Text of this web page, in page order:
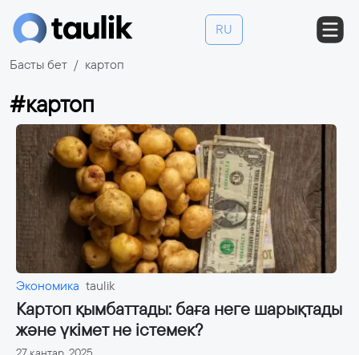
RU
Басты бет картоп
#картоп
Экономика taulik
Картоп қымбаттады: баға неге шарықтады
және үкімет не істемек?